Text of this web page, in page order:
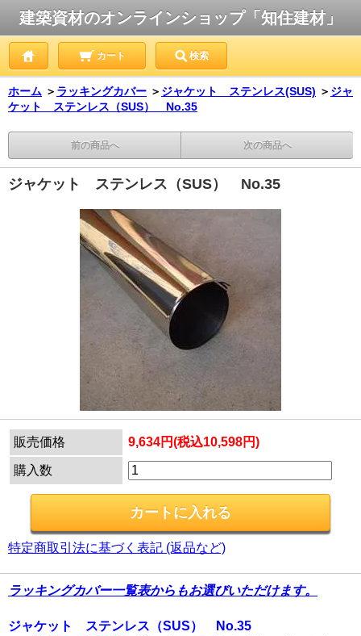
建築資材のオンラインショップ「知住建材」
カート 検索
ホーム ＞ ラッキングカバー ＞ ジャケット ステンレス(SUS) ＞ ジャ
ケット ステンレス（SUS） No.35
前の商品へ 次の商品へ
ジャケット ステンレス（SUS） No.35
販売価格 9,634円(税込10,598円)
購入数
特定商取引法に基づく表記 (返品など)
ラッキングカバー一覧表からもお選びいただけます。
ジャケット ステンレス（SUS） No.35